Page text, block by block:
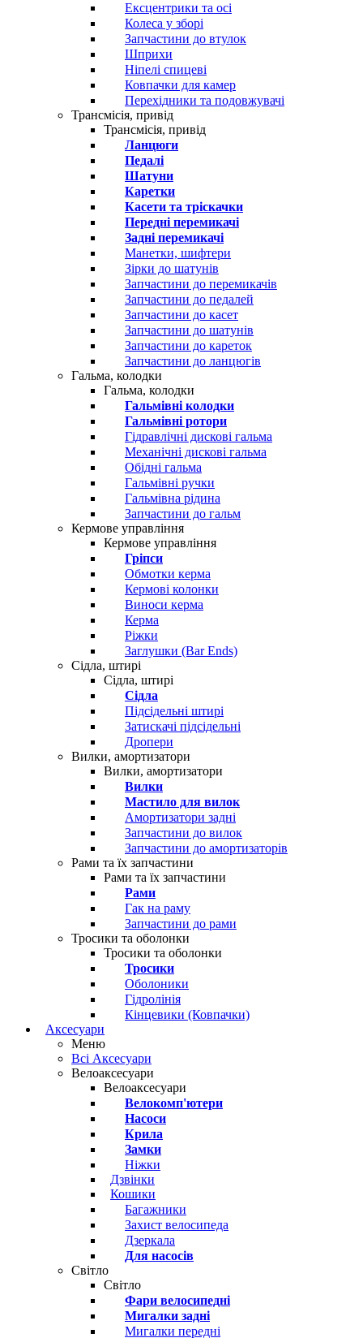
Ексцентрики та осі
Колеса у зборі
Запчастини до втулок
Шприхи
Ніпелі спицеві
Ковпачки для камер
Перехідники та подовжувачі
Трансмісія, привід
Трансмісія, привід
Ланцюги
Педалі
Шатуни
Каретки
Касети та тріскачки
Передні перемикачі
Задні перемикачі
Манетки, шифтери
Зірки до шатунів
Запчастини до перемикачів
Запчастини до педалей
Запчастини до касет
Запчастини до шатунів
Запчастини до кареток
Запчастини до ланцюгів
Гальма, колодки
Гальма, колодки
Гальмівні колодки
Гальмівні ротори
Гідравлічні дискові гальма
Механічні дискові гальма
Обідні гальма
Гальмівні ручки
Гальмівна рідина
Запчастини до гальм
Кермове управління
Кермове управління
Гріпси
Обмотки керма
Кермові колонки
Виноси керма
Керма
Ріжки
Заглушки (Bar Ends)
Сідла, штирі
Сідла, штирі
Сідла
Підсідельні штирі
Затискачі підсідельні
Дропери
Вилки, амортизатори
Вилки, амортизатори
Вилки
Мастило для вилок
Амортизатори задні
Запчастини до вилок
Запчастини до амортизаторів
Рами та їх запчастини
Рами та їх запчастини
Рами
Гак на раму
Запчастини до рами
Тросики та оболонки
Тросики та оболонки
Тросики
Оболоники
Гідролінія
Кінцевики (Ковпачки)
Аксесуари
Меню
Всі Аксесуари
Велоаксесуари
Велоаксесуари
Велокомп'ютери
Насоси
Крила
Замки
Ніжки
Дзвінки
Кошики
Багажники
Захист велосипеда
Дзеркала
Для насосів
Світло
Світло
Фари велосипедні
Мигалки задні
Мигалки передні